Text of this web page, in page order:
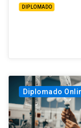
DIPLOMADO
Diplomado